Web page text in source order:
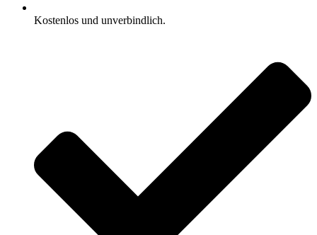
Kostenlos und unverbindlich.